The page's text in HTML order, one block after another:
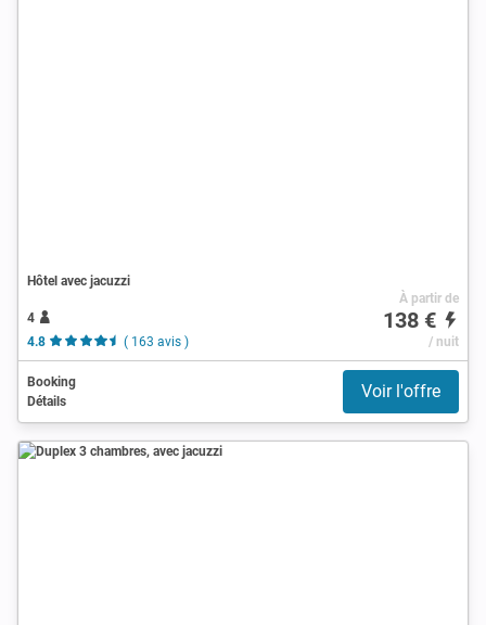
Hôtel avec jacuzzi
4
4.8
( 163 avis )
À partir de
138 €
/ nuit
Booking
Détails
Voir l'offre